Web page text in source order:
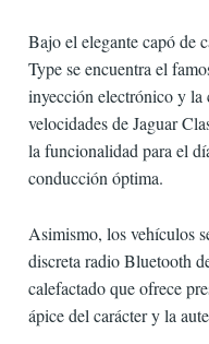
Bajo el elegante capó de
Type se encuentra el
inyección electrónico y la
velocidades de Jaguar
la funcionalidad para el
conducción óptima.
Asimismo, los vehículos
discreta radio Bluetooth
calefactado que ofrece
ápice del carácter y la